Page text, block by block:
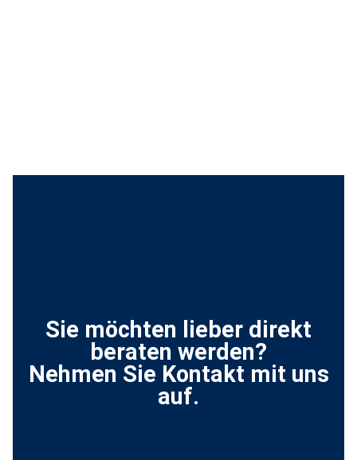
Sie möchten lieber direkt
beraten werden?
Nehmen Sie Kontakt mit uns
auf.